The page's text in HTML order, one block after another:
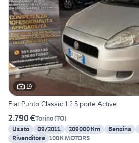
19
Fiat Punto Classic 1.2 5 porte Active
2.790 €Torino(TO)
Usato
09/2011 209000 Km Benzina
Rivenditore 100K MOTORS